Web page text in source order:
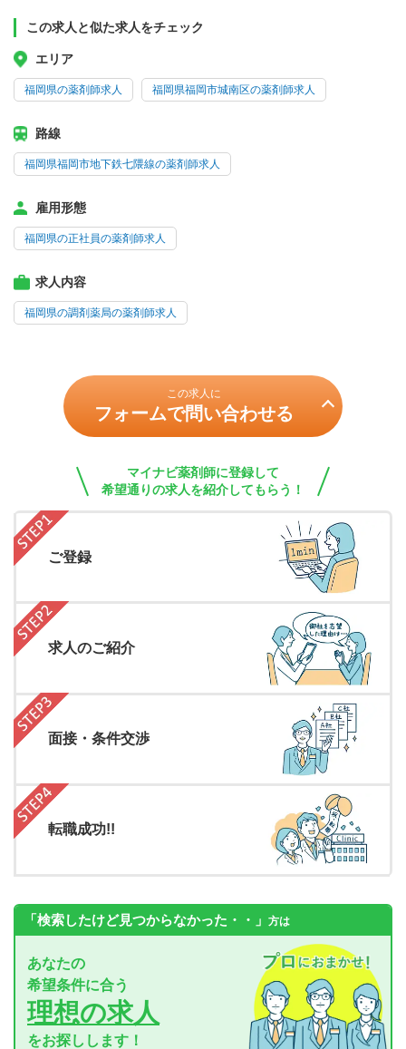
この求人と似た求人をチェック
エリア
福岡県の薬剤師求人 福岡県福岡市城南区の薬剤師求人
路線
福岡県福岡市地下鉄七隈線の薬剤師求人
雇用形態
福岡県の正社員の薬剤師求人
求人内容
福岡県の調剤薬局の薬剤師求人
この求人に
フォームで問い合わせる
マイナビ薬剤師に登録して
希望通りの求人を紹介してもらう！
ご登録
求人のご紹介
面接・条件交渉
転職成功!!
「検索したけど見つからなかった・・」 方は
あなたの
希望条件に合う
理想の求人
をお探しします！